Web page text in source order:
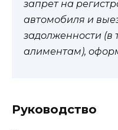
запрет на
автомобиля и
задолженности (в
алиментам),
Руководство